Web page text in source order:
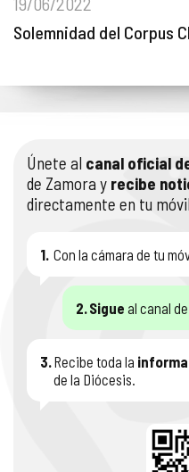
Solemnidad del Corpus
Únete al canal oficial
de Zamora y recibe
directamente en tu móvil
1. Con la cámara de tu
2.Sigue al canal
3.Recibe toda la
de la Diócesis.